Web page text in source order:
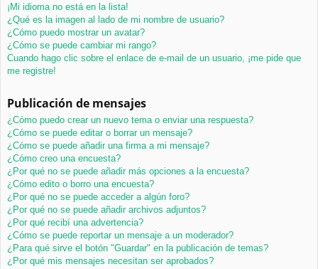
¡Mi idioma no está en la lista!
¿Qué es la imagen al lado de mi nombre de usuario?
¿Cómo puedo mostrar un avatar?
¿Cómo se puede cambiar mi rango?
Cuando hago clic sobre el enlace de e-mail de un usuario, ¡me pide que
me registre!
Publicación de mensajes
¿Cómo puedo crear un nuevo tema o enviar una respuesta?
¿Cómo se puede editar o borrar un mensaje?
¿Cómo se puede añadir una firma a mi mensaje?
¿Cómo creo una encuesta?
¿Por qué no se puede añadir más opciones a la encuesta?
¿Cómo edito o borro una encuesta?
¿Por qué no se puede acceder a algún foro?
¿Por qué no se puede añadir archivos adjuntos?
¿Por qué recibí una advertencia?
¿Cómo se puede reportar un mensaje a un moderador?
¿Para qué sirve el botón "Guardar" en la publicación de temas?
¿Por qué mis mensajes necesitan ser aprobados?